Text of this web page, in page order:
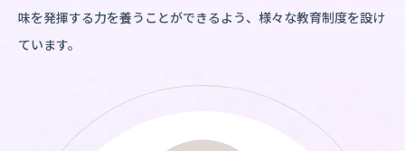
味を発揮する力を養うことができるよう、様々な教育制度を設け
ています。